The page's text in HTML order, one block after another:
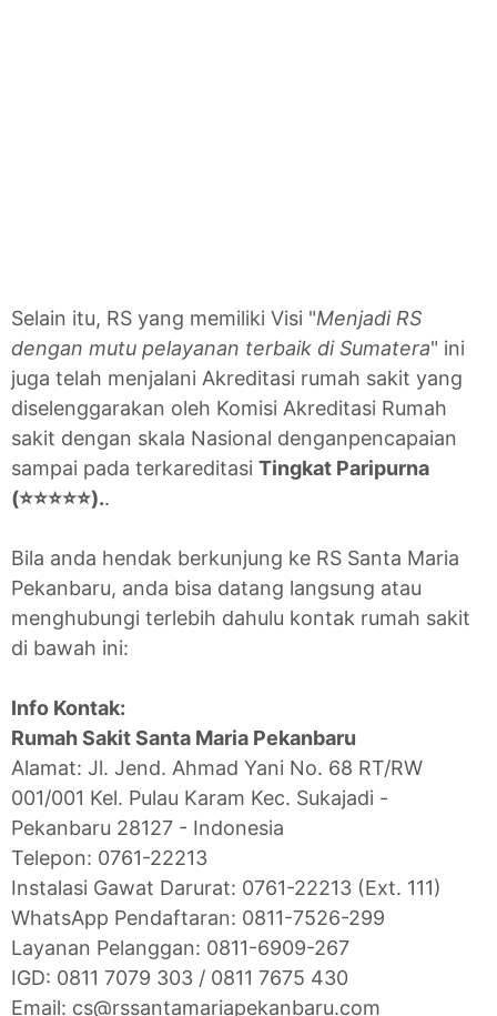
Selain itu, RS yang memiliki Visi "Menjadi RS
dengan mutu pelayanan terbaik di Sumatera" ini
juga telah menjalani Akreditasi rumah sakit yang
diselenggarakan oleh Komisi Akreditasi Rumah
sakit dengan skala Nasional denganpencapaian
sampai pada terkareditasi Tingkat Paripurna
(⭐⭐⭐⭐⭐)..
Bila anda hendak berkunjung ke RS Santa Maria
Pekanbaru, anda bisa datang langsung atau
menghubungi terlebih dahulu kontak rumah sakit
di bawah ini:
Info Kontak:
Rumah Sakit Santa Maria Pekanbaru
Alamat: Jl. Jend. Ahmad Yani No. 68 RT/RW
001/001 Kel. Pulau Karam Kec. Sukajadi -
Pekanbaru 28127 - Indonesia
Telepon: 0761-22213
Instalasi Gawat Darurat: 0761-22213 (Ext. 111)
WhatsApp Pendaftaran: 0811-7526-299
Layanan Pelanggan: 0811-6909-267
IGD: 0811 7079 303 / 0811 7675 430
Email: cs@rssantamariapekanbaru.com